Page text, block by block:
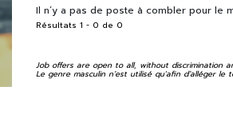
Il n’y a pas de poste à combler pour le
Résultats 1 - 0 de 0
Job offers are open to all, without discrimination
Le genre masculin n’est utilisé qu'afin d’alléger le